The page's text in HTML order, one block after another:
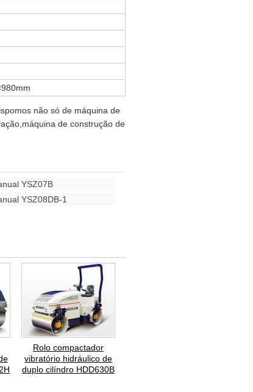
não só de máquina de
de construção de
YSZ07B
YSZ08DB-1
Rolo compactador
vibratório hidráulico de
duplo cilíndro HDD630B